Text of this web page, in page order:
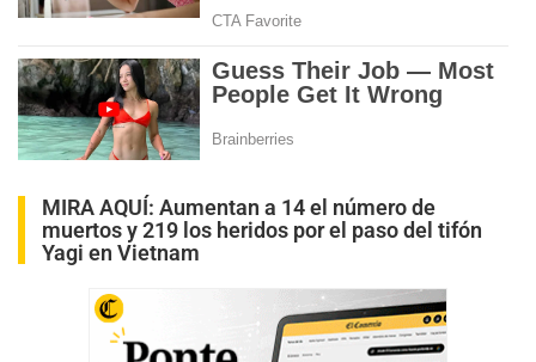
MIRA AQUÍ: Aumentan a 14 el número de
muertos y 219 los heridos por el paso del tifón
Yagi en Vietnam